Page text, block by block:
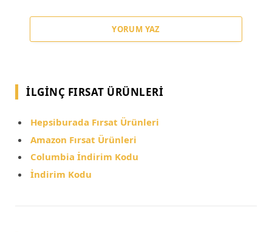
YORUM YAZ
İLGINÇ FIRSAT ÜRÜNLERI
Hepsiburada Fırsat Ürünleri
Amazon Fırsat Ürünleri
Columbia İndirim Kodu
İndirim Kodu